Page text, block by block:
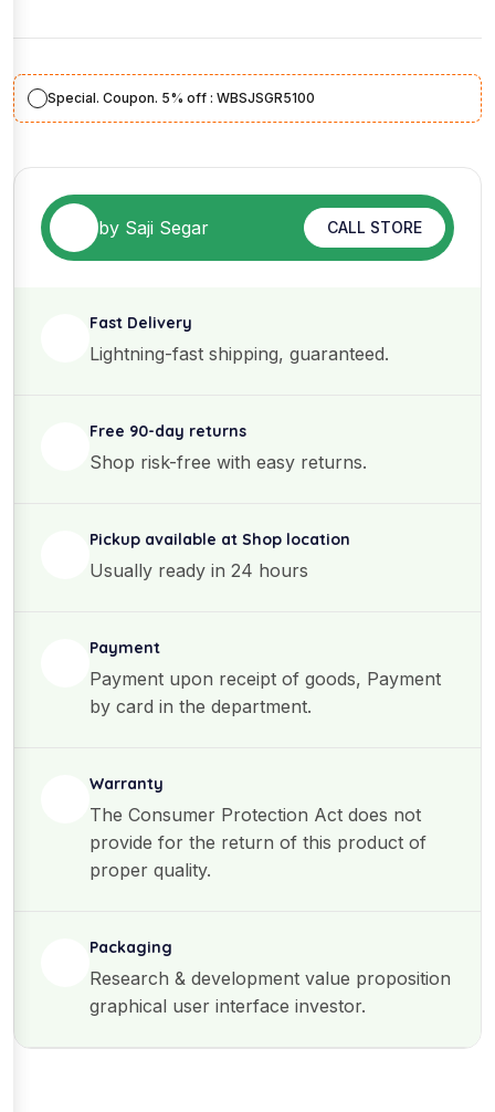
Special. Coupon. 5% off : WBSJSGR5100
by Saji Segar CALL STORE
Fast Delivery
Lightning-fast shipping, guaranteed.
Free 90-day returns
Shop risk-free with easy returns.
Pickup available at Shop location
Usually ready in 24 hours
Payment
Payment upon receipt of goods, Payment
by card in the department.
Warranty
The Consumer Protection Act does not
provide for the return of this product of
proper quality.
Packaging
Research & development value proposition
graphical user interface investor.